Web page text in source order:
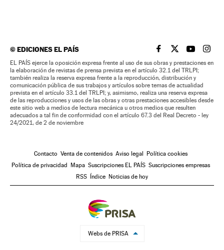
©EDICIONES EL PAÍS EL PAÍS BRASIL EN
EL PAÍSEL PAÍS
EL
EL PAÍS ejerce la oposición expresa frente al uso de sus obras y prestaciones en
la elaboración de revistas de prensa prevista en el artículo 32.1 del TRLPI;
también realiza la reserva expresa frente a la reproducción, distribución y
comunicación pública de sus trabajos y artículos sobre temas de actualidad
prevista en el artículo 33.1 del TRLPI; y, asimismo, realiza una reserva expresa
de las reproducciones y usos de las obras y otras prestaciones accesibles desde
este sitio web a medios de lectura mecánica u otros medios que resulten
adecuados a tal fin de conformidad con el artículo 67.3 del Real Decreto - ley
24/2021, de 2 de noviembre
Contacto Venta de contenidos Aviso legal
Política cookies
Política de privacidad
Mapa Suscripciones EL PAÍS Suscripciones empresas
RSS
Índice Noticias de hoy
Webs de PRISA